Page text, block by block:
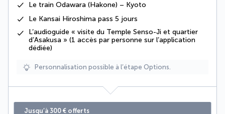
Le train Odawara (Hakone) – Kyoto
Le Kansai Hiroshima pass 5 jours
L’audioguide « visite du Temple Senso-Ji et quartier
d’Asakusa » (1 accès par personne sur l’application
dédiée)
Personnalisation possible à l’étape Options.
Jusqu’à 300 € offerts